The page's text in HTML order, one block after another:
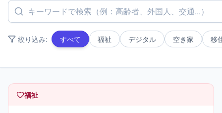
絞り込み: すべて 福祉 デジタル 空き家 移
福祉